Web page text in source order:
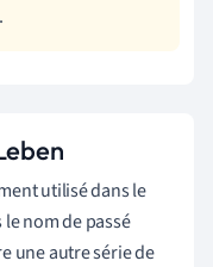
.
utilisé dans le
nom de passé
une autre série de